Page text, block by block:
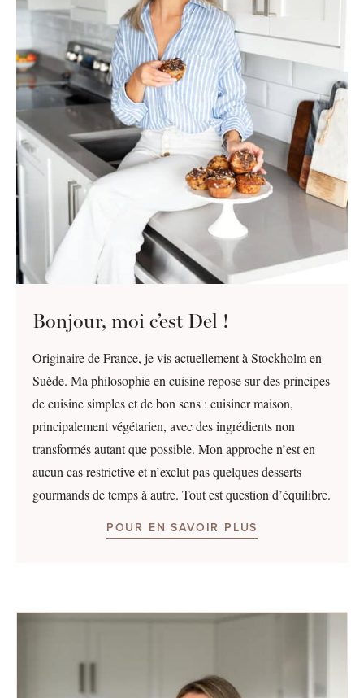
Bonjour, moi c’est Del !
Originaire de France, je vis actuellement à Stockholm en
Suède. Ma philosophie en cuisine repose sur des principes
de cuisine simples et de bon sens : cuisiner maison,
principalement végétarien, avec des ingrédients non
transformés autant que possible. Mon approche n’est en
aucun cas restrictive et n’exclut pas quelques desserts
gourmands de temps à autre. Tout est question d’équilibre.
POUR EN SAVOIR PLUS